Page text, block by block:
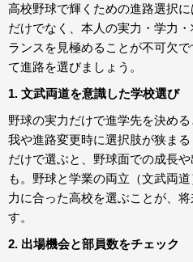
高校野球で輝くための進路選択に
だけでなく、本人の実力・学力
ランスを見極めることが不可欠
て進路を選びましょう。
1. 文武両道を意識した学校選び
野球の実力だけで進学先を決め
我や進路変更時に選択肢が狭ま
だけで選ぶと、野球面での成長
も。野球と学業の両立（文武両
力に合った高校を選ぶことが、
す。
2. 出場機会と部員数をチェック